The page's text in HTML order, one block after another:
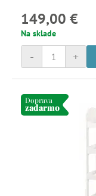
149,00 €
Na sklade
+
-
Doprava
zadarmo